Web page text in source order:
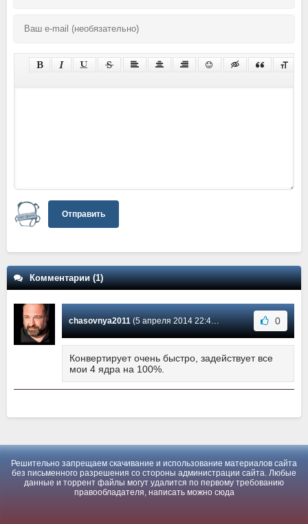
Отправить
Комментарии (1)
chasovnya2011(5 апреля 2014 22:46) Сообщение #1 0
Конвертирует очень быстро, задействует все
мои 4 ядра на 100%.
Решительно запрещаем скачивание и использование материалов сайта
без письменного разрешения со стороны администрации сайта. Любые
данные и торрент файлы могут удалится по первому требованию
правообладателя, написать можно сюда